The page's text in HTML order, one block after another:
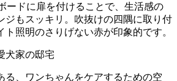
ードに扉を付けることで、生活感の
ジもスッキリ。吹抜けの四隅に取り付
ト照明のさりげない赤が印象的です。
る、ワンちゃんをケアするための空